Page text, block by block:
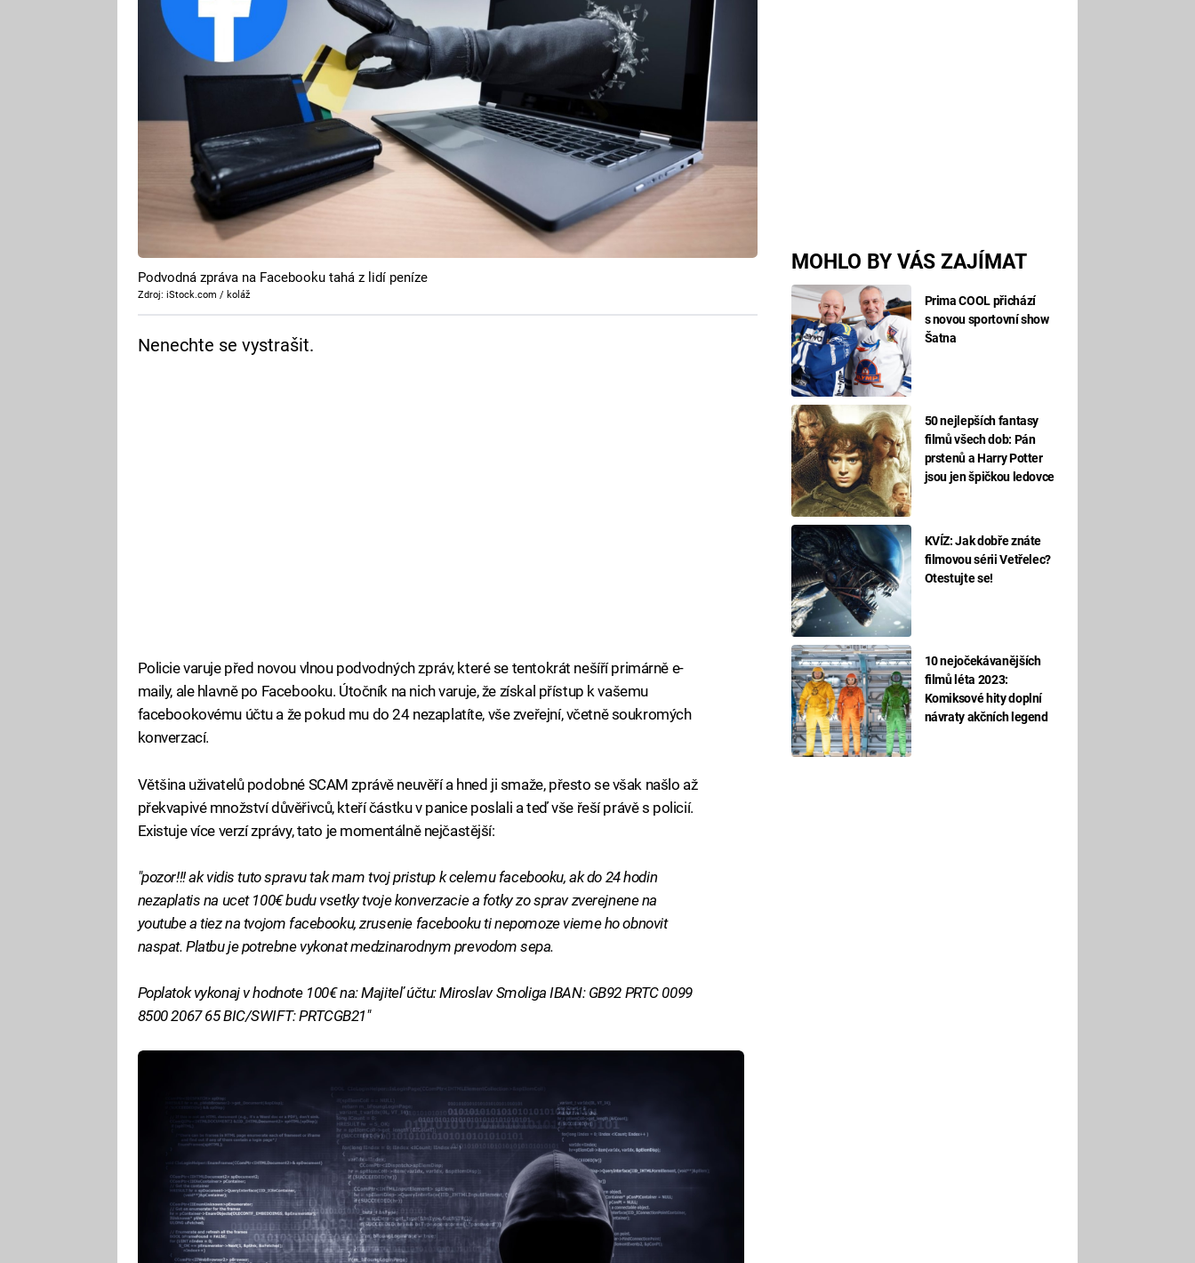
MOHLO BY VÁS ZAJÍMAT
Prima COOL přichází
s novou sportovní show
Šatna
50 nejlepších fantasy
filmů všech dob: Pán
prstenů a Harry Potter
jsou jen špičkou ledovce
KVÍZ: Jak dobře znáte
filmovou sérii Vetřelec?
Otestujte se!
10 nejočekávanějších
filmů léta 2023:
Komiksové hity doplní
návraty akčních legend
Podvodná zpráva na Facebooku tahá z lidí peníze
Zdroj: iStock.com / koláž
Nenechte se vystrašit.
Policie varuje před novou vlnou podvodných zpráv, které se tentokrát nešíří primárně e-
maily, ale hlavně po Facebooku. Útočník na nich varuje, že získal přístup k vašemu
facebookovému účtu a že pokud mu do 24 nezaplatíte, vše zveřejní, včetně soukromých
konverzací.
Většina uživatelů podobné SCAM zprávě neuvěří a hned ji smaže, přesto se však našlo až
překvapivé množství důvěřivců, kteří částku v panice poslali a teď vše řeší právě s policií.
Existuje více verzí zprávy, tato je momentálně nejčastější:
"pozor!!! ak vidis tuto spravu tak mam tvoj pristup k celemu facebooku, ak do 24 hodin
nezaplatis na ucet 100€ budu vsetky tvoje konverzacie a fotky zo sprav zverejnene na
youtube a tiez na tvojom facebooku, zrusenie facebooku ti nepomoze vieme ho obnovit
naspat. Platbu je potrebne vykonat medzinarodnym prevodom sepa.
Poplatok vykonaj v hodnote 100€ na: Majiteľ účtu: Miroslav Smoliga IBAN: GB92 PRTC 0099
8500 2067 65 BIC/SWIFT: PRTCGB21"